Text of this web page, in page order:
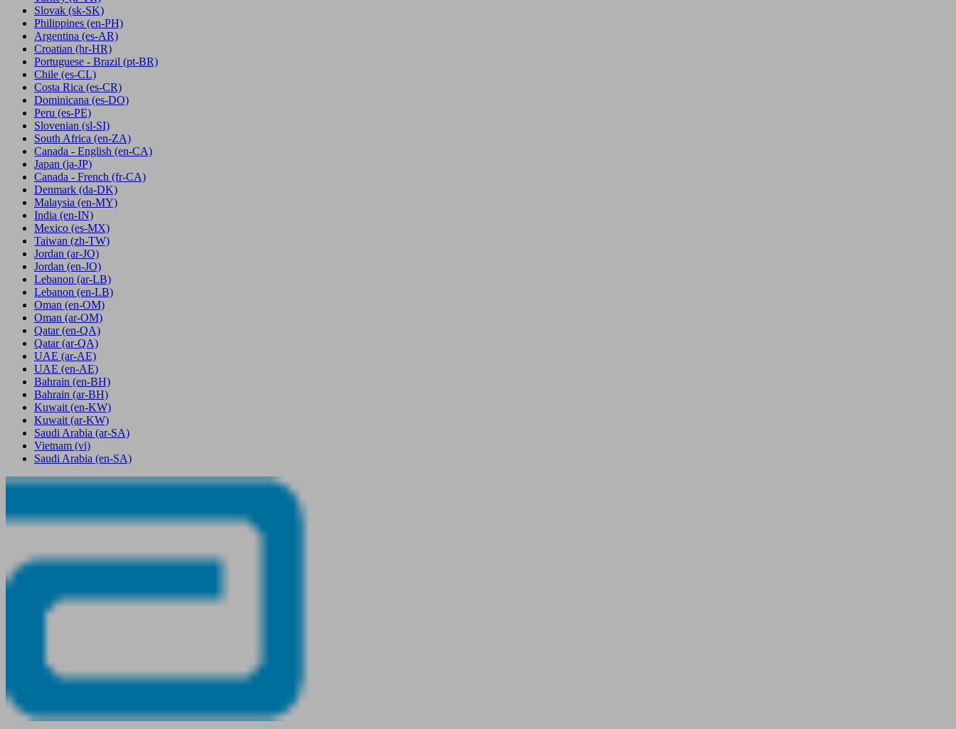
Slovak (sk-SK)
Philippines (en-PH)
Argentina (es-AR)
Croatian (hr-HR)
Portuguese - Brazil (pt-BR)
Chile (es-CL)
Costa Rica (es-CR)
Dominicana (es-DO)
Peru (es-PE)
Slovenian (sl-SI)
South Africa (en-ZA)
Canada - English (en-CA)
Japan (ja-JP)
Canada - French (fr-CA)
Denmark (da-DK)
Malaysia (en-MY)
India (en-IN)
Mexico (es-MX)
Taiwan (zh-TW)
Jordan (ar-JO)
Jordan (en-JO)
Lebanon (ar-LB)
Lebanon (en-LB)
Oman (en-OM)
Oman (ar-OM)
Qatar (en-QA)
Qatar (ar-QA)
UAE (ar-AE)
UAE (en-AE)
Bahrain (en-BH)
Bahrain (ar-BH)
Kuwait (en-KW)
Kuwait (ar-KW)
Saudi Arabia (ar-SA)
Vietnam (vi)
Saudi Arabia (en-SA)